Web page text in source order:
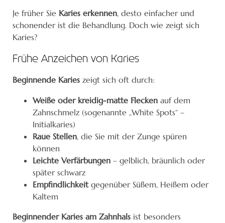
Je früher Sie Karies erkennen, desto einfacher und
schonender ist die Behandlung. Doch wie zeigt sich
Karies?
Frühe Anzeichen von Karies
Beginnende Karies zeigt sich oft durch:
Weiße oder kreidig-matte Flecken auf dem
Zahnschmelz (sogenannte „White Spots“ –
Initialkaries)
Raue Stellen, die Sie mit der Zunge spüren
können
Leichte Verfärbungen – gelblich, bräunlich oder
später schwarz
Empfindlichkeitgegenüber Süßem, Heißem oder
Kaltem
Beginnender Karies am Zahnhals ist besonders